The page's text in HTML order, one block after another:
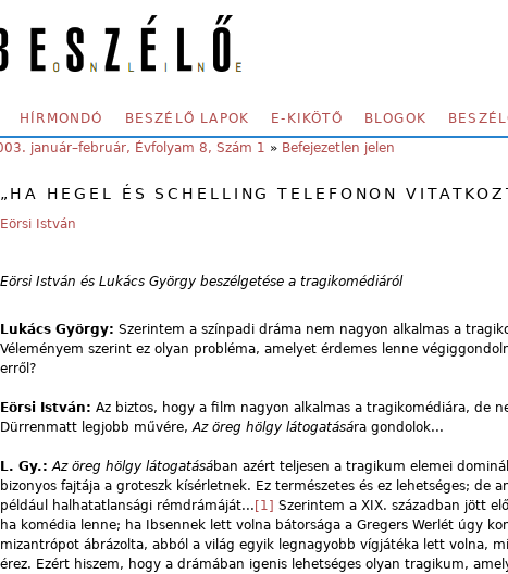
MENU
HÍRMONDÓ BESZÉLŐ LAPOK E-KIKÖTŐ BLOGOK
ARE HERE:
január–február, Évfolyam 8, Szám 1 » Befejezetlen jelen
„HA HEGEL ÉS SCHELLING TELEFONON
Eörsi István
Eörsi István és Lukács György beszélgetése a tragikomédiáról
Lukács György: Szerintem a színpadi dráma nem nagyon alkalmas a
Véleményem szerint ez olyan probléma, amelyet érdemes lenne
erről?
Eörsi István: Az biztos, hogy a film nagyon alkalmas a tragikomédiára, de
Dürrenmatt legjobb művére, Az öreg hölgy látogatására gondolok...
L. Gy.: Az öreg hölgy látogatásában azért teljesen a tragikum elemei
bizonyos fajtája a groteszk kísérletnek. Ez természetes és ez lehetséges; de
például halhatatlansági rémdrámáját...[1] Szerintem a XIX. században jött
ha komédia lenne; ha Ibsennek lett volna bátorsága a Gregers Werlét úgy
mizantrópot ábrázolta, abból a világ egyik legnagyobb vígjátéka lett volna,
érez. Ezért hiszem, hogy a drámában igenis lehetséges olyan tragikum,